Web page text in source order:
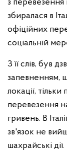
з перевезення
збиралася в
офіційних
соціальній
З її слів, був
запевненням,
локації,
перевезення
гривень. В
зв'язок не
шахрайські дії.